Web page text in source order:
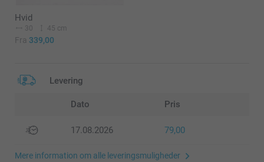
Hvid
30 45 cm
Fra 339,00
Levering
Dato Pris
17.08.2026 79,00
Mere information om alle leveringsmuligheder